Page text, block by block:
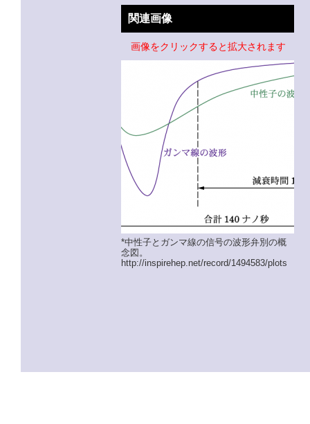
関連画像
画像をクリックすると拡大されます
*中性子とガンマ線の信号の波形弁別の概
念図。
http://inspirehep.net/record/1494583/plots